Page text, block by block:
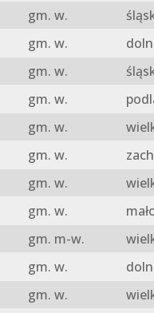
gm. w.
gm. w.
gm. w.
gm. w.
gm. w.
gm. w.
gm. w.
gm. w.
gm. m-w.
gm. w.
gm. w.